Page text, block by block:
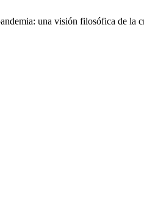
una visión filosófica de la